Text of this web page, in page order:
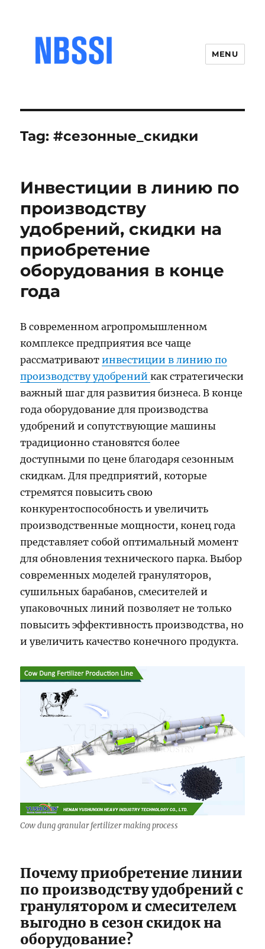
MENU
Tag:#сезонные_скидки
Инвестиции в линию по
производству
удобрений, скидки на
приобретение
оборудования в конце
года
В современном агропромышленном
комплексе предприятия все чаще
рассматриваютинвестиции в линию по
производству удобренийкак стратегически
важный шаг для развития бизнеса. В конце
года оборудование для производства
удобрений и сопутствующие машины
традиционно становятся более
доступными по цене благодаря сезонным
скидкам. Для предприятий, которые
стремятся повысить свою
конкурентоспособность и увеличить
производственные мощности, конец года
представляет собой оптимальный момент
для обновления технического парка. Выбор
современных моделей грануляторов,
сушильных барабанов, смесителей и
упаковочных линий позволяет не только
повысить эффективность производства, но
и увеличить качество конечного продукта.
Cow dung granular fertilizer making process
Почему приобретение линии
по производству удобрений с
гранулятором и смесителем
выгодно в сезон скидок на
оборудование?